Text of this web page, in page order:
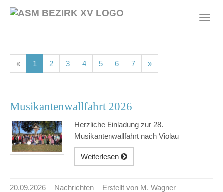
« 1 (current)
2(current)
3(current)
4(current)
5(current)
6(current)
7(current)
»
Musikantenwallfahrt 2026
Herzliche Einladung zur 28.
Musikantenwallfahrt nach Violau
Weiterlesen
20.09.2026 Nachrichten Erstellt von M. Wagner